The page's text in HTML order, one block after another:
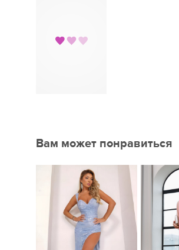
Вам может понравиться